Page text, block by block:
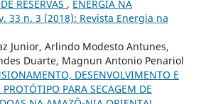
RESERVAS , ENERGIA NA
33 n. 3 (2018): Revista Energia na
Junior, Arlindo Modesto Antunes,
Duarte, Magnun Antonio Penariol
DESENVOLVIMENTO E
PARA SECAGEM DE